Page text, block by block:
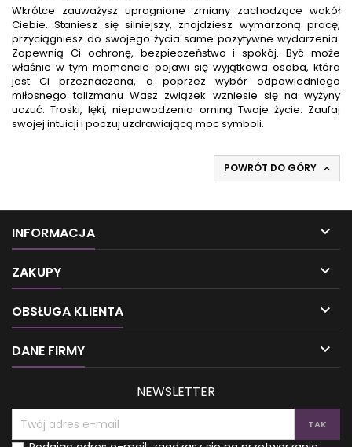
Wkrótce zauważysz upragnione zmiany zachodzące wokół
Ciebie. Staniesz się silniejszy, znajdziesz wymarzoną pracę,
przyciągniesz do swojego życia same pozytywne wydarzenia.
Zapewnią Ci ochronę, bezpieczeństwo i spokój. Być może
właśnie w tym momencie pojawi się wyjątkowa osoba, która
jest Ci przeznaczona, a poprzez wybór odpowiedniego
miłosnego talizmanu Wasz związek wzniesie się na wyżyny
uczuć. Troski, lęki, niepowodzenia ominą Twoje życie. Zaufaj
swojej intuicji i poczuj uzdrawiającą moc symboli.
POWRÓT DO GÓRY 
INFORMACJA 
ZAKUPY 
OBSŁUGA KLIENTA 
DANE FIRMY 
NEWSLETTER